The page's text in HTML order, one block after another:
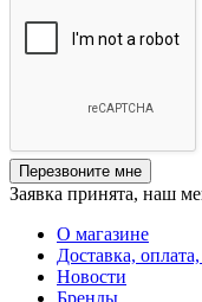
Перезвоните мне
Заявка принята, наш
О магазине
Доставка,
Новости
Бренды